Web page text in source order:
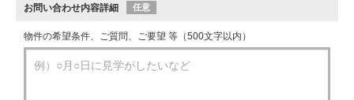
お問い合わせ内容詳細 任意
物件の希望条件、ご質問、ご要望 等（500文字以内）